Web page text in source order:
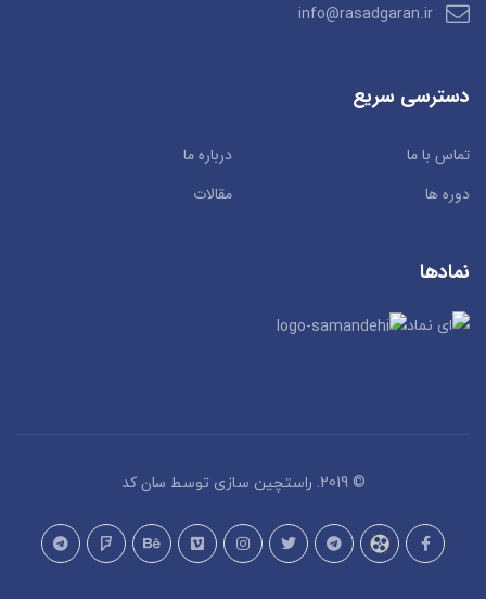
info@rasadgaran.ir
دسترسی سریع
تماس با ما
درباره ما
دوره ها
مقالات
نمادها
© 2019. راستچین سازی توسط سان کد